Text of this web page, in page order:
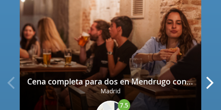
Cena completa para dos en Mendrugo con cerveza artesana incluida
Madrid
7.5